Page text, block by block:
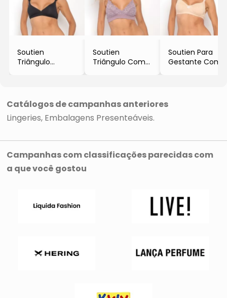
Soutien
Triângulo
Soutien
Triângulo Com
Soutien Para
Gestante Com
Catálogos de campanhas anteriores
Lingeries Embalagens Presenteáveis
Campanhas com classificações parecidas com
a que você gostou